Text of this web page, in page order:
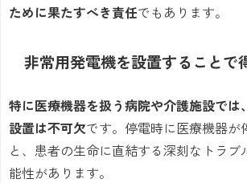
ために果たすべき責任でもあります。
非常用発電機を設置することで
特に医療機器を扱う病院や介護施設では
設置は不可欠です。停電時に医療機器が
と、患者の生命に直結する深刻なトラブ
能性があります。